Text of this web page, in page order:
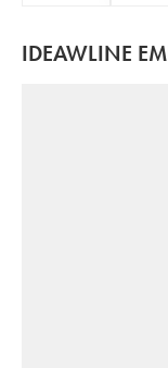
IDEAWLINE